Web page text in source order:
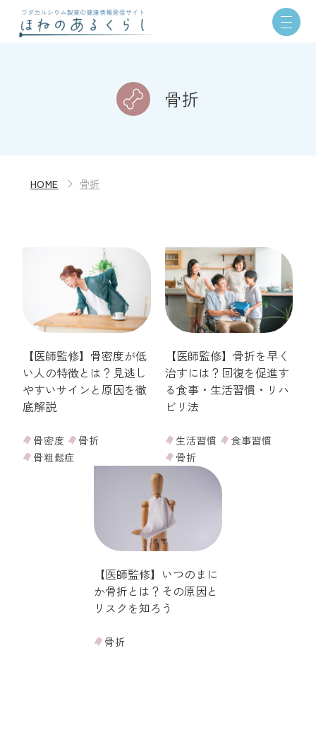
骨折
HOME 骨折
【医師監修】骨密度が低
い人の特徴とは？見逃し
やすいサインと原因を徹
底解説
骨密度
骨折
骨粗鬆症
【医師監修】骨折を早く
治すには？回復を促進す
る食事・生活習慣・リハ
ビリ法
生活習慣
食事習慣
骨折
【医師監修】いつのまに
か骨折とは？その原因と
リスクを知ろう
骨折